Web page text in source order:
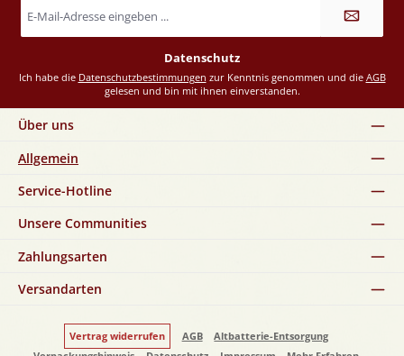
Mail-
Datenschutz
Ich habe die Datenschutzbestimmungen zur Kenntnis genommen und die AGB
gelesen und bin mit ihnen einverstanden.
Über uns
Allgemein
Service-Hotline
Unsere Communities
Zahlungsarten
Versandarten
Vertrag widerrufen AGB
Altbatterie-Entsorgung